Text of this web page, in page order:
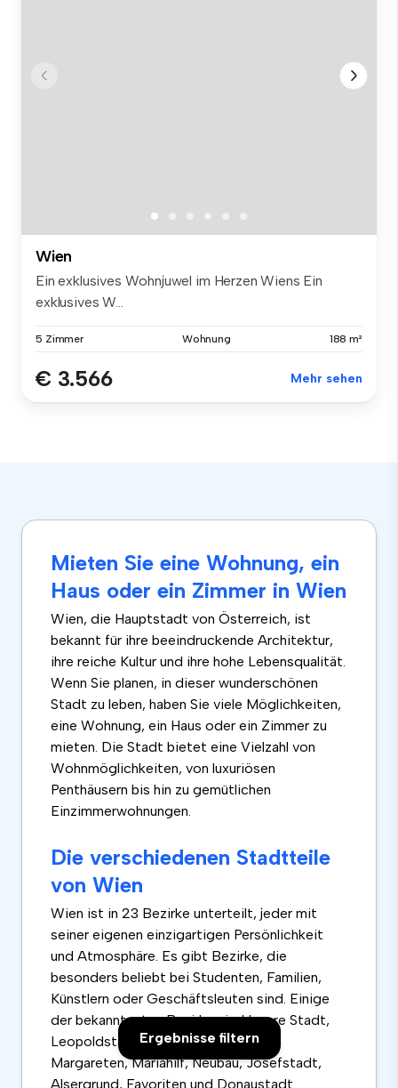
Ergebnisse filtern
Wien
Ein exklusives Wohnjuwel im Herzen Wiens Ein
exklusives W...
5 Zimmer Wohnung 188 m²
€ 3.566 Mehr sehen
Mieten Sie eine Wohnung, ein
Haus oder ein Zimmer in Wien
Wien, die Hauptstadt von Österreich, ist
bekannt für ihre beeindruckende Architektur,
ihre reiche Kultur und ihre hohe Lebensqualität.
Wenn Sie planen, in dieser wunderschönen
Stadt zu leben, haben Sie viele Möglichkeiten,
eine Wohnung, ein Haus oder ein Zimmer zu
mieten. Die Stadt bietet eine Vielzahl von
Wohnmöglichkeiten, von luxuriösen
Penthäusern bis hin zu gemütlichen
Einzimmerwohnungen.
Die verschiedenen Stadtteile
von Wien
Wien ist in 23 Bezirke unterteilt, jeder mit
seiner eigenen einzigartigen Persönlichkeit
und Atmosphäre. Es gibt Bezirke, die
besonders beliebt bei Studenten, Familien,
Künstlern oder Geschäftsleuten sind. Einige
der bekanntesten Bezirke sind Innere Stadt,
Leopoldstadt, Landstraße, Wieden,
Margareten, Mariahilf, Neubau, Josefstadt,
Alsergrund, Favoriten und Donaustadt.